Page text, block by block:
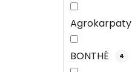
Agrokarpaty
BONTHÉ 4